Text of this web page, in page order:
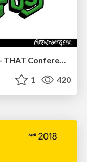
The Illustrated Guide to Node.js - THAT Conference 2024
1 420